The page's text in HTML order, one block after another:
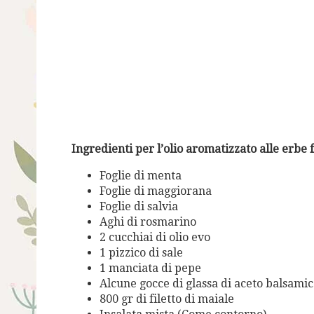
Ingredienti per l’olio aromatizzato alle erbe
Foglie di menta
Foglie di maggiorana
Foglie di salvia
Aghi di rosmarino
2 cucchiai di olio evo
1 pizzico di sale
1 manciata di pepe
Alcune gocce di glassa di aceto
800 gr di filetto di maiale